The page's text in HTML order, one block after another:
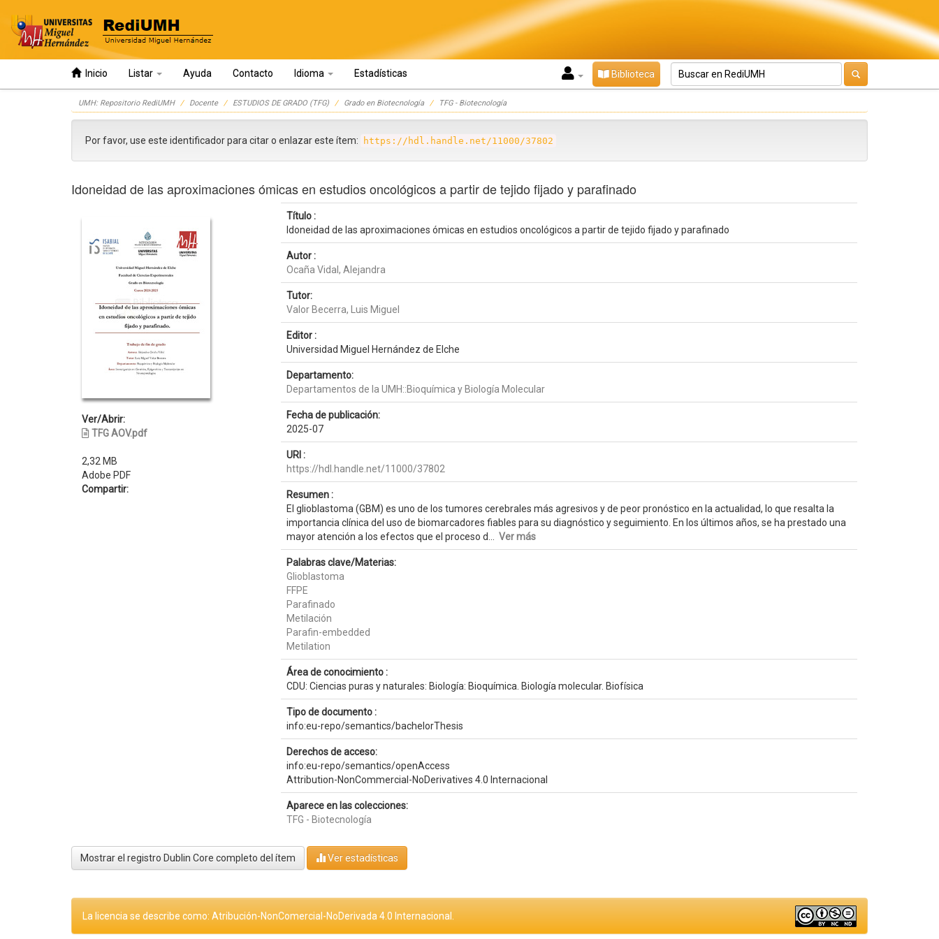
Inicio Listar Ayuda Contacto Idioma Estadísticas Biblioteca
UMH: Repositorio RediUMH Docente ESTUDIOS DE GRADO (TFG) Grado en Biotecnología TFG - Biotecnología
Por favor, use este identificador para citar o enlazar este ítem: https://hdl.handle.net/11000/37802
Idoneidad de las aproximaciones ómicas en estudios oncológicos a partir de tejido fijado y parafinado
Ver/Abrir:
TFG AOV.pdf
2,32 MB
Adobe PDF
Compartir:
Título :
Idoneidad de las aproximaciones ómicas en estudios oncológicos a partir de tejido fijado y parafinado
Autor :
Ocaña Vidal, Alejandra
Tutor:
Valor Becerra, Luis Miguel
Editor :
Universidad Miguel Hernández de Elche
Departamento:
Departamentos de la UMH::Bioquímica y Biología Molecular
Fecha de publicación:
2025-07
URI :
https://hdl.handle.net/11000/37802
Resumen :
El glioblastoma (GBM) es uno de los tumores cerebrales más agresivos y de peor pronóstico en la actualidad, lo que resalta la
importancia clínica del uso de biomarcadores fiables para su diagnóstico y seguimiento. En los últimos años, se ha prestado una
mayor atención a los efectos que el proceso d... Ver más
Palabras clave/Materias:
Glioblastoma
FFPE
Parafinado
Metilación
Parafin-embedded
Metilation
Área de conocimiento :
CDU: Ciencias puras y naturales: Biología: Bioquímica. Biología molecular. Biofísica
Tipo de documento :
info:eu-repo/semantics/bachelorThesis
Derechos de acceso:
info:eu-repo/semantics/openAccess
Attribution-NonCommercial-NoDerivatives 4.0 Internacional
Aparece en las colecciones:
TFG - Biotecnología
Mostrar el registro Dublin Core completo del ítem Ver estadísticas
La licencia se describe como: Atribución-NonComercial-NoDerivada 4.0 Internacional.